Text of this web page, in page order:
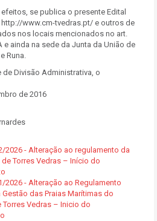
efeitos, se publica o presente Edital
www.cm-tvedras.pt/ e outros de
nos locais mencionados no art.
e ainda na sede da Junta da União de
Runa.
de Divisão Administrativa, o
de 2016
2026 - Alteração ao regulamento da
de Torres Vedras – Início do
2026 - Alteração ao Regulamento
das Praias Marítimas do
Vedras – Inicio do